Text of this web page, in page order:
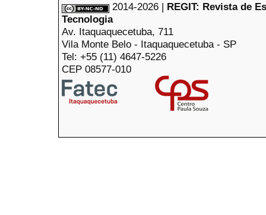
2014-2026 | REGIT: Revista de
Tecnologia
Av. Itaquaquecetuba, 711
Vila Monte Belo - Itaquaquecetuba - SP
Tel: +55 (11) 4647-5226
CEP 08577-010